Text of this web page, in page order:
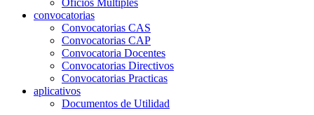
convocatorias
Convocatorias CAS
Convocatorias CAP
Convocatoria Docentes
Convocatorias Directivos
Convocatorias Practicas
aplicativos
Documentos de Utilidad